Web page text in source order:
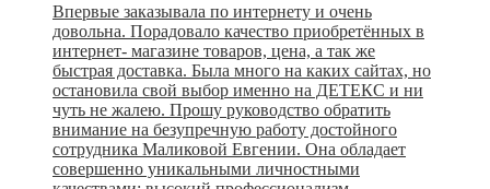
Впервые заказывала по интернету и очень
довольна. Порадовало качество приобретённых в
интернет- магазине товаров, цена, а так же
быстрая доставка. Была много на каких сайтах, но
остановила свой выбор именно на ДЕТЕКС и ни
чуть не жалею. Прошу руководство обратить
внимание на безупречную работу достойного
сотрудника Маликовой Евгении. Она обладает
совершенно уникальными личностными